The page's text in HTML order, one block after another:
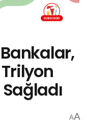
Bankalar,
AA